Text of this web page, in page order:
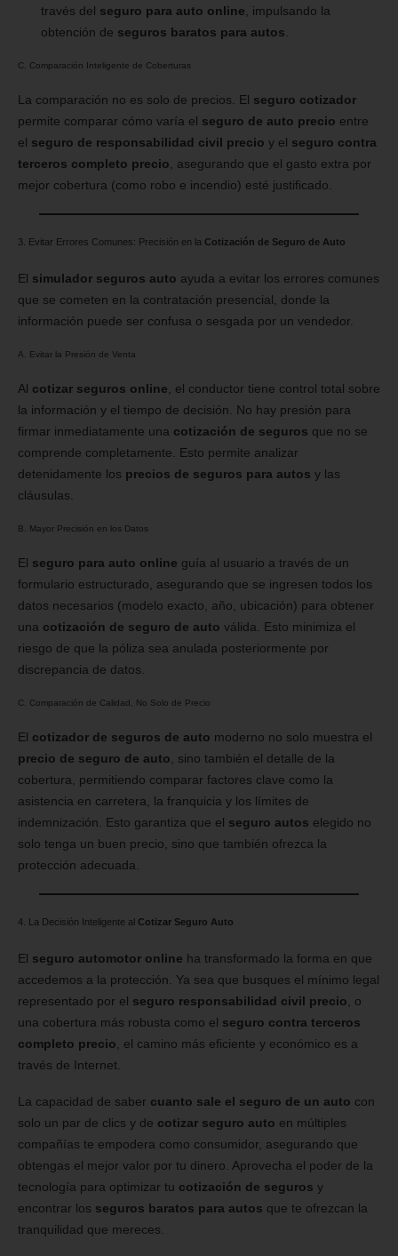
través del seguro para auto online , impulsando la
obtención de seguros baratos para autos
C. Comparación Inteligente de Coberturas
La comparación no es solo de precios. El seguro cotizador
permite comparar cómo varía el seguro de auto precio entre
el seguro de responsabilidad civil precio y el seguro contra
terceros completo precio, asegurando que el gasto extra por
mejor cobertura (como robo e incendio) esté justificado.
3. Evitar Errores Comunes: Precisión en la Cotización de Seguro de Auto
El simulador seguros auto ayuda a evitar los errores comunes
que se cometen en la contratación presencial, donde la
información puede ser confusa o sesgada por un vendedor.
A. Evitar la Presión de Venta
Al cotizar seguros online , el conductor tiene control total sobre
la información y el tiempo de decisión. No hay presión para
firmar inmediatamente una cotización de seguros que no se
comprende completamente. Esto permite analizar
detenidamente los precios de seguros para autos y las
cláusulas.
B. Mayor Precisión en los Datos
El seguro para auto online guía al usuario a través de un
formulario estructurado, asegurando que se ingresen todos los
datos necesarios (modelo exacto, año, ubicación) para obtener
una cotización de seguro de auto válida. Esto minimiza el
riesgo de que la póliza sea anulada posteriormente por
discrepancia de datos.
C. Comparación de Calidad, No Solo de Precio
El cotizador de seguros de auto moderno no solo muestra el
precio de seguro de auto, sino también el detalle de la
cobertura, permitiendo comparar factores clave como la
asistencia en carretera, la franquicia y los límites de
indemnización. Esto garantiza que el seguro autos elegido no
solo tenga un buen precio, sino que también ofrezca la
protección adecuada.
4. La Decisión Inteligente al Cotizar Seguro Auto
El seguro automotor online ha transformado la forma en que
accedemos a la protección. Ya sea que busques el mínimo legal
representado por el seguro responsabilidad civil precio , o
una cobertura más robusta como el seguro contra terceros
completo precio , el camino más eficiente y económico es a
través de Internet.
La capacidad de saber cuanto sale el seguro de un auto con
solo un par de clics y de cotizar seguro auto en múltiples
compañías te empodera como consumidor, asegurando que
obtengas el mejor valor por tu dinero. Aprovecha el poder de la
tecnología para optimizar tu cotización de seguros y
encontrar los seguros baratos para autos que te ofrezcan la
tranquilidad que mereces.